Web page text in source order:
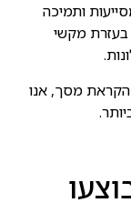
ותמיכה
מקשי
הקראת מסך, אנו